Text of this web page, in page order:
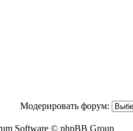
Модерировать форум:
Software © phpBB Group